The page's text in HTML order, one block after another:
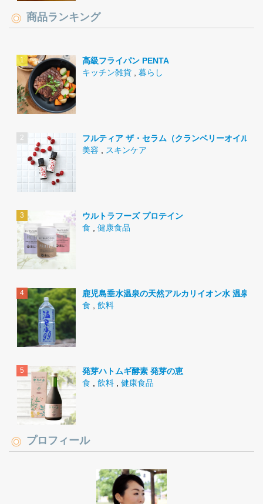
商品ランキング
高級フライパン PENTA
キッチン雑貨
暮らし
フルティア ザ・セラム（クランベリーオイル）
美容
スキンケア
ウルトラフーズ プロテイン
食
健康食品
鹿児島垂水温泉の天然アルカリイオン水 温泉水
食
飲料
発芽ハトムギ酵素 発芽の恵
食
飲料 健康食品
プロフィール